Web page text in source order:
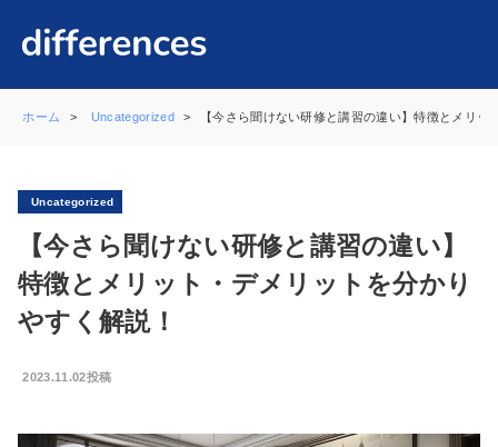
ホーム Uncategorized 【今さら聞けない研修と講習の違い】特徴とメリ
Uncategorized
【今さら聞けない研修と講習の違い】
特徴とメリット・デメリットを分かり
やすく解説！
2023.11.02投稿